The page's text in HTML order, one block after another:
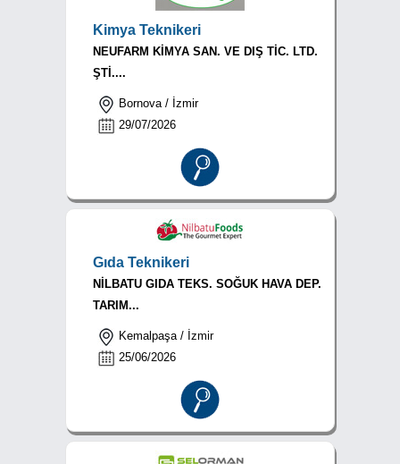
Kimya Teknikeri
NEUFARM KİMYA SAN. VE DIŞ TİC. LTD.
ŞTİ....
Bornova / İzmir
29/07/2026
Gıda Teknikeri
NİLBATU GIDA TEKS. SOĞUK HAVA DEP.
TARIM...
Kemalpaşa / İzmir
25/06/2026